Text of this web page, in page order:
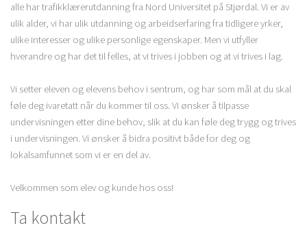
alle har trafikklærerutdanning fra Nord Universitet på Stjørdal. Vi er av
ulik alder, vi har ulik utdanning og arbeidserfaring fra tidligere yrker,
ulike interesser og ulike personlige egenskaper. Men vi utfyller
hverandre og har det til felles, at vi trives i jobben og at vi trives i lag.
Vi setter eleven og elevens behov i sentrum, og har som mål at du skal
føle deg ivaretatt når du kommer til oss. Vi ønsker å tilpasse
undervisningen etter dine behov, slik at du kan føle deg trygg og trives
i undervisningen. Vi ønsker å bidra positivt både for deg og
lokalsamfunnet som vi er en del av.
Velkommen som elev og kunde hos oss!
Ta kontakt